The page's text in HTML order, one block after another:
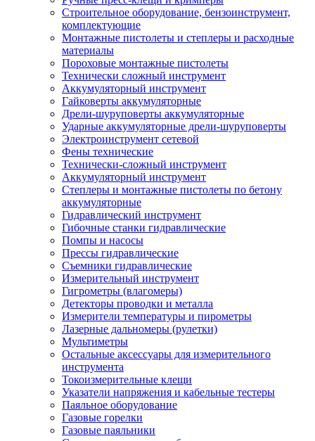
Строительное оборудование, бензоинструмент,
комплектующие
Монтажные пистолеты и степлеры и расходные
материалы
Пороховые монтажные пистолеты
Технически сложный инструмент
Аккумуляторный инструмент
Гайковерты аккумуляторные
Дрели-шуруповерты аккумуляторные
Ударные аккумуляторные дрели-шуруповерты
Электроинструмент сетевой
Фены технические
Технически-сложный инструмент
Аккумуляторный инструмент
Степлеры и монтажные пистолеты по бетону
аккумуляторные
Гидравлический инструмент
Гибочные станки гидравлические
Помпы и насосы
Прессы гидравлические
Съемники гидравлические
Измерительный инструмент
Гигрометры (влагомеры)
Детекторы проводки и металла
Измерители температуры и пирометры
Лазерные дальномеры (рулетки)
Мультиметры
Остальные аксессуары для измерительного
инструмента
Токоизмерительные клещи
Указатели напряжения и кабельные тестеры
Паяльное оборудование
Газовые горелки
Газовые паяльники